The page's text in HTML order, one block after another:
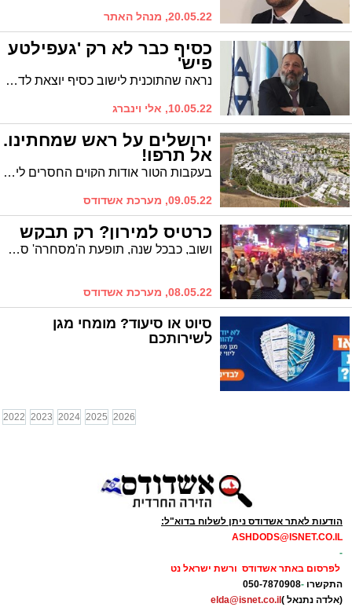
20.05.22, מנהל האתר
כסיף כבר לא רק 'געפילטע
פיש'
נראה שהתוכנית לישוב כסיף יוצאת לדרך, כך שאפשר להתרגל לביטוי 'העיר החרדית כסיף'. ואחרי הכל, נראה שמדובר בהחמצה
10.05.22, אלי וינברג
ירושלים על ראש שמחתינו.
אל תרפו!
בעקבות הטור אודות הקוים החסרים לירושלים, מגיב יעקב אמזלג, תש:המצוקה הזו לא באה לידי ביטוי עד היום? איך
09.05.22, מערכת אשדודס
כרטיס למירון? רק תבקש
ושוב, כבכל שנה, תופעת ה'מסחרה' סביב כרטיסי הכניסה לאתר מירון בל"ג בעומר מתנהלת ללא כל בושה. מה שמלמד כי מה שהיה הוא מה שיהיה. מי שנדרש להפנים את הלקחים – מתקשה לעשות זאת / יוסף לייב כהן
08.05.22, מערכת אשדודס
סיוט או סיעוד? מומחי מגן
לשירותכם
2022 2023 2024 2025 2026
הודעות לאתר אשדודס ניתן לשלוח בדוא"ל:
ASHDODS@ISNET.CO.IL
-
לפרסום באתר אשדודס ורשת ישראל נט
התקשרו -
050-7870908
(אלדה נתנאל ) elda@isnet.co.il